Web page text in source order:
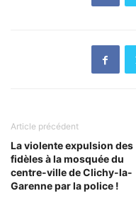
Article précédent
La violente expulsion des
fidèles à la mosquée du
centre-ville de Clichy-la-
Garenne par la police !